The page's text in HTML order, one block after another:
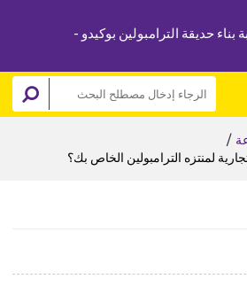
بناء حديقة الترامبولين بوكيدو -
/
لمنتزه الترامبولين الخاص بك؟